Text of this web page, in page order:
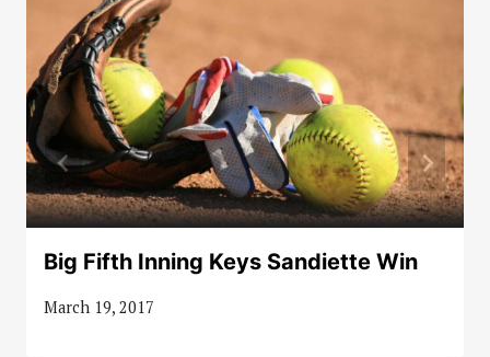
Big Fifth Inning Keys Sandiette Win
March 19, 2017